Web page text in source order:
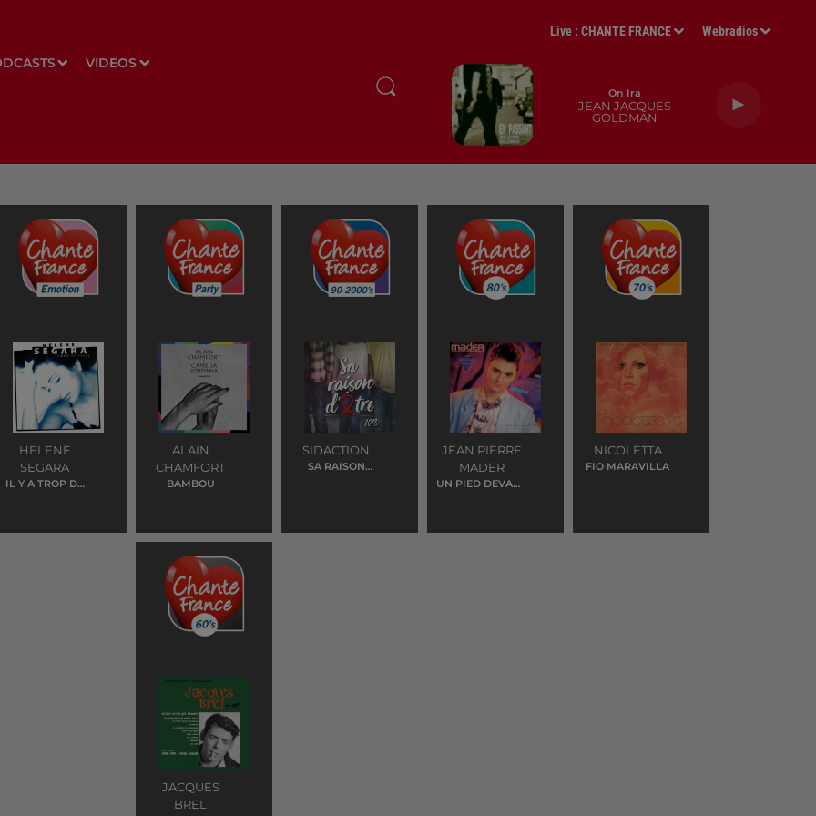
VIDEOS
Live :CHANTE FRANCE Webradios
On Ira
JEAN JACQUES
GOLDMAN
HELENE
SEGARA
IL Y A TROP DE
ALAIN
CHAMFORT
BAMBOU
SIDACTION
SA RAISON
JEAN PIERRE
MADER
UN PIED DEVANT
NICOLETTA
FIO MARAVILLA
JACQUES
BREL